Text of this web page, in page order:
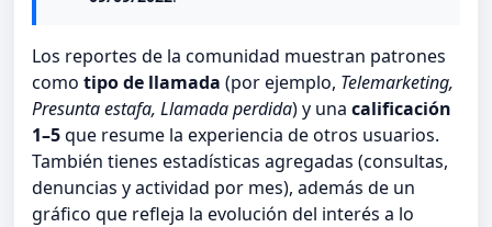
Los reportes de la comunidad muestran patrones
como tipo de llamada (por ejemplo, Telemarketing,
Presunta estafa, Llamada perdida) y una calificación
1–5que resume la experiencia de otros usuarios.
También tienes estadísticas agregadas (consultas,
denuncias y actividad por mes), además de un
gráfico que refleja la evolución del interés a lo